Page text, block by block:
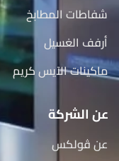
شفاطات المطابخ
أرفف الغسيل
ماكينات الآيس كريم
عن الشركة
عن ڤولكس